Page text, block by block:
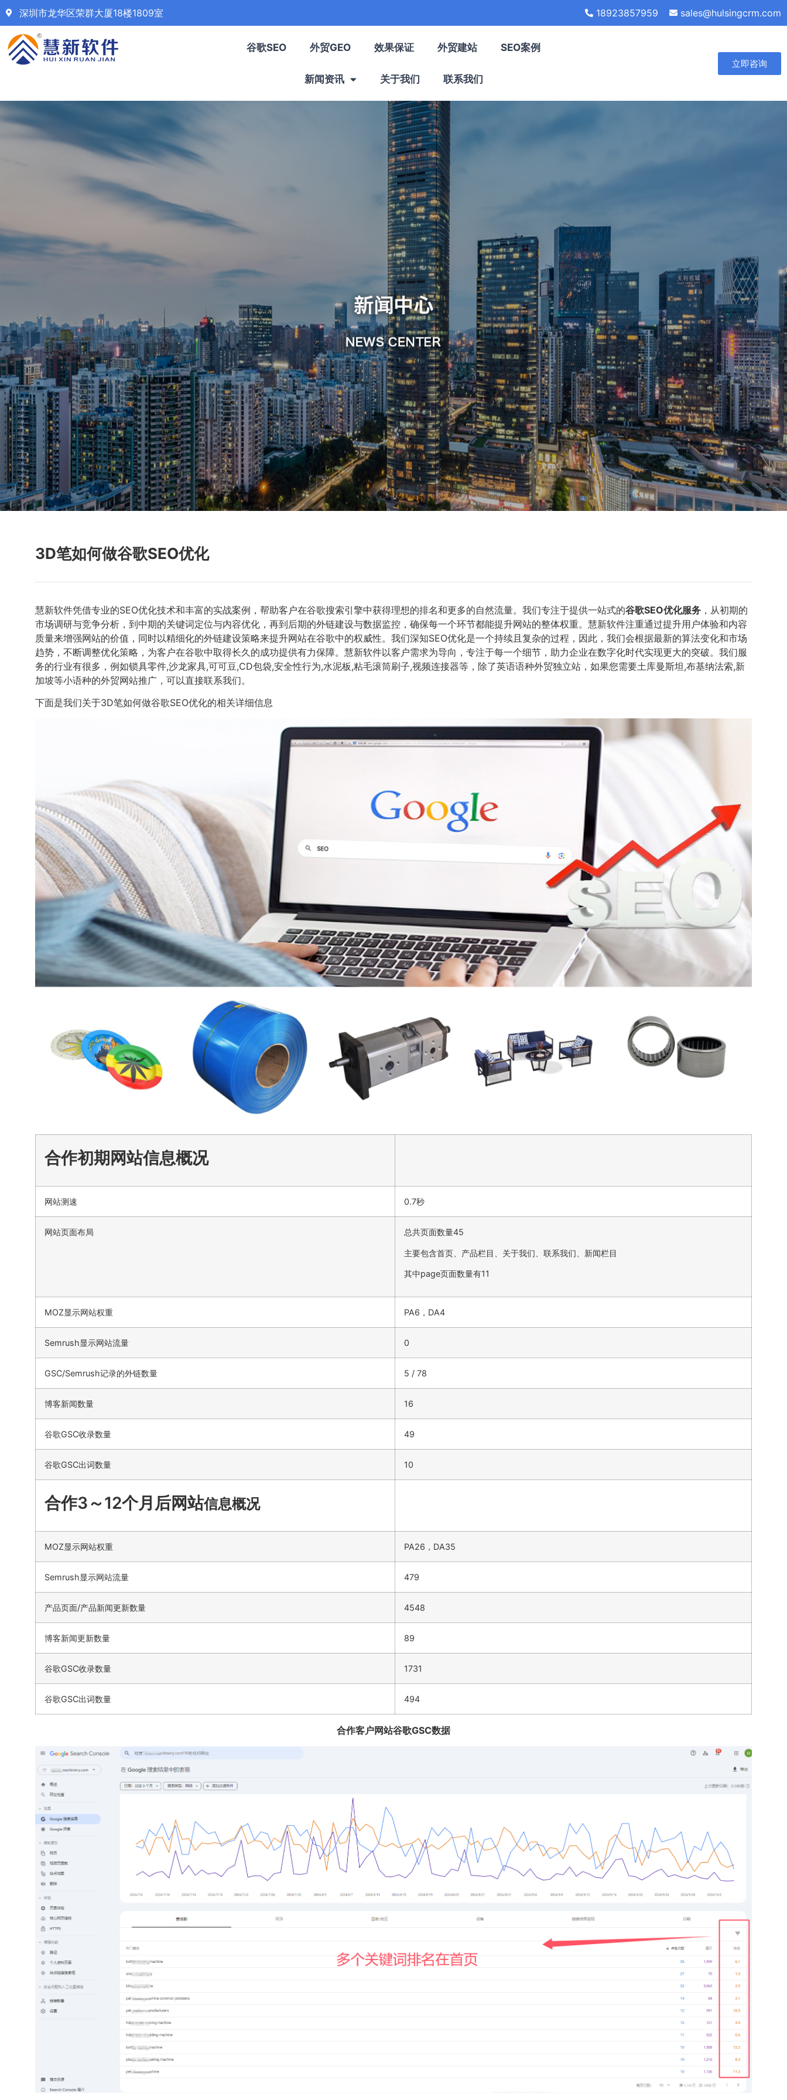
深圳市龙华区荣群大厦18楼1809室 18923857959 sales@hulsingcrm.com
谷歌SEO 外贸GEO 效果保证 外贸建站 SEO案例
新闻资讯 关于我们 联系我们
立即咨询
3D笔如何做谷歌SEO优化
慧新软件凭借专业的SEO优化技术和丰富的实战案例，帮助客户在谷歌搜索引擎中获得理想的排名和更多的自然流量。我们专注于提供一站式的谷歌SEO优化服务 ，从初期的
市场调研与竞争分析，到中期的关键词定位与内容优化，再到后期的外链建设与数据监控，确保每一个环节都能提升网站的整体权重。慧新软件注重通过提升用户体验和内容
质量来增强网站的价值，同时以精细化的外链建设策略来提升网站在谷歌中的权威性。我们深知SEO优化是一个持续且复杂的过程，因此，我们会根据最新的算法变化和市场
趋势，不断调整优化策略，为客户在谷歌中取得长久的成功提供有力保障。慧新软件以客户需求为导向，专注于每一个细节，助力企业在数字化时代实现更大的突破。我们服
务的行业有很多，例如锁具零件,沙龙家具,可可豆,CD包袋,安全性行为,水泥板,粘毛滚筒刷子,视频连接器等，除了英语语种外贸独立站，如果您需要土库曼斯坦,布基纳法索,新
加坡等小语种的外贸网站推广，可以直接联系我们。
下面是我们关于3D笔如何做谷歌SEO优化的相关详细信息
合作初期网站信息概况
网站测速 0.7秒
网站页面布局 总共页面数量45
主要包含首页、产品栏目、关于我们、联系我们、新闻栏目
其中page页面数量有11
MOZ显示网站权重 PA6，DA4
Semrush显示网站流量 0
GSC/Semrush记录的外链数量 5 / 78
博客新闻数量 16
谷歌GSC收录数量 49
谷歌GSC出词数量 10
合作3～12个月后网站信息概况
MOZ显示网站权重 PA26，DA35
Semrush显示网站流量 479
产品页面/产品新闻更新数量 4548
博客新闻更新数量 89
谷歌GSC收录数量 1731
谷歌GSC出词数量 494
合作客户网站谷歌GSC数据